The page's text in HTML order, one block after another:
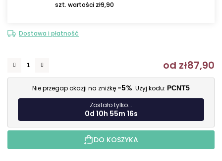
szt. wartości zł9,90
Dostawa i płatność
od zł87,90
Nie przegap okazji na zniżkę -5%. Użyj kodu: PCNT5
Zostało tylko...
0d 10h 55m 15s
DO KOSZYKA